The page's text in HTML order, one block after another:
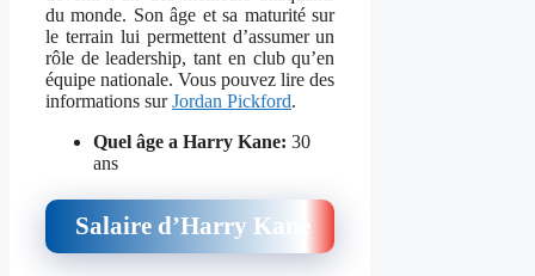
du monde. Son âge et sa maturité sur
le terrain lui permettent d’assumer un
rôle de leadership, tant en club qu’en
équipe nationale. Vous pouvez lire des
informations surJordan Pickford.
Quel âge a Harry Kane: 30
ans
Salaire d’Harry Kane